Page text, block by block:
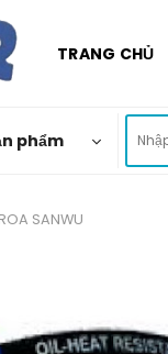
TRANG CHỦ
phẩm
kiếm:
SANWU